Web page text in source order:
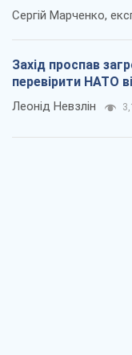
Сергій Марченко,
Захід проспав
перевірити НАТО
Леонід Невзлін